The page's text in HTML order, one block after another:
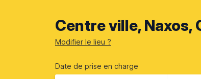
Centre ville, Naxos,
Modifier le lieu ?
Date de prise en charge